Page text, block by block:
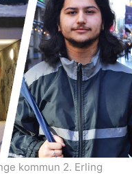
kommun 2. Erling